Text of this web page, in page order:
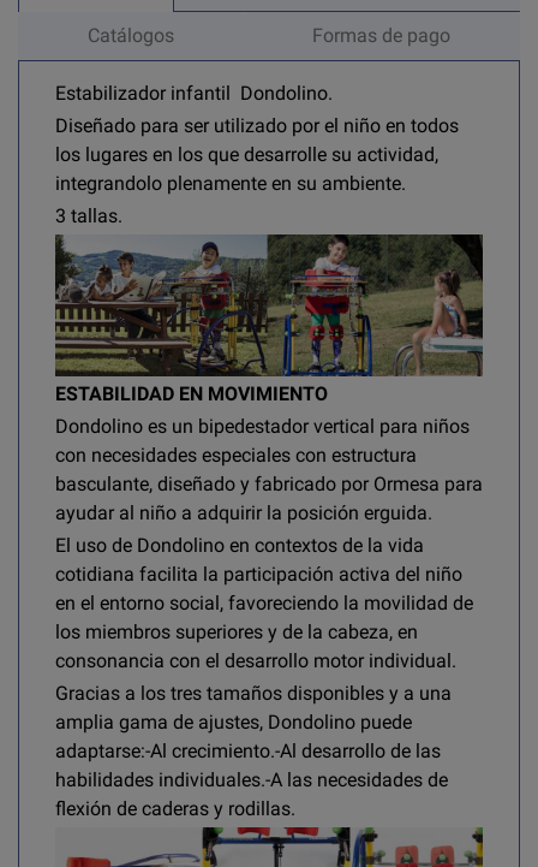
Catálogos Formas de pago
Estabilizador infantil Dondolino.
Diseñado para ser utilizado por el niño en todos
los lugares en los que desarrolle su actividad,
integrandolo plenamente en su ambiente.
3 tallas.
ESTABILIDAD EN MOVIMIENTO
Dondolino es un bipedestador vertical para niños
con necesidades especiales con estructura
basculante, diseñado y fabricado por Ormesa para
ayudar al niño a adquirir la posición erguida.
El uso de Dondolino en contextos de la vida
cotidiana facilita la participación activa del niño
en el entorno social, favoreciendo la movilidad de
los miembros superiores y de la cabeza, en
consonancia con el desarrollo motor individual.
Gracias a los tres tamaños disponibles y a una
amplia gama de ajustes, Dondolino puede
adaptarse:-Al crecimiento.-Al desarrollo de las
habilidades individuales.-A las necesidades de
flexión de caderas y rodillas.